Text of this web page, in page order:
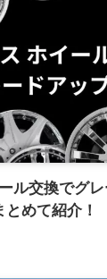
ル交換でグ
めて紹介！